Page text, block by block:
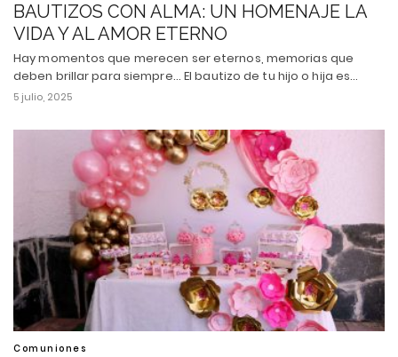
BAUTIZOS CON ALMA: UN HOMENAJE LA
VIDA Y AL AMOR ETERNO
Hay momentos que merecen ser eternos, memorias que
deben brillar para siempre... El bautizo de tu hijo o hija es…
5 julio, 2025
Comuniones